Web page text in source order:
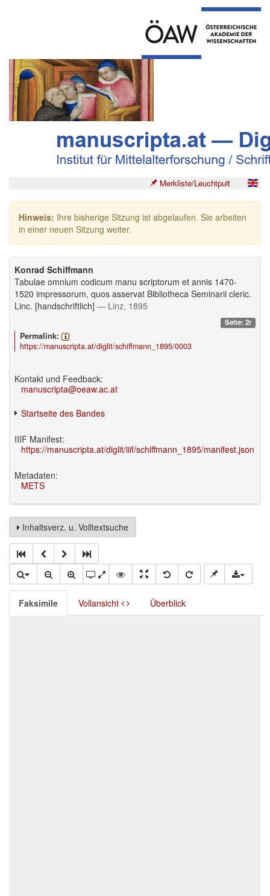
Merkliste/Leuchtpult
Hinweis: Ihre bisherige Sitzung ist abgelaufen. Sie arbeiten
in einer neuen Sitzung weiter.
Konrad Schiffmann
Tabulae omnium codicum manu scriptorum et annis 1470-
1520 impressorum, quos asservat Bibliotheca Seminarii cleric.
Linc. [handschriftlich] — Linz, 1895
Seite: 2r
Permalink:
https://manuscripta.at/diglit/schiffmann_1895/0003
Kontakt und Feedback:
manuscripta@oeaw.ac.at
Startseite des Bandes
IIIF Manifest:
https://manuscripta.at/diglit/iiif/schiffmann_1895/manifest.json
Metadaten:
METS
Inhaltsverz. u. Volltextsuche
Faksimile Vollansicht Überblick